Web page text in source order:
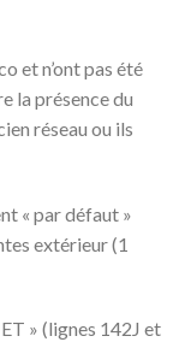
et n’ont pas été
la présence du
réseau ou ils
« par défaut »
extérieur (1
» (lignes 142J et